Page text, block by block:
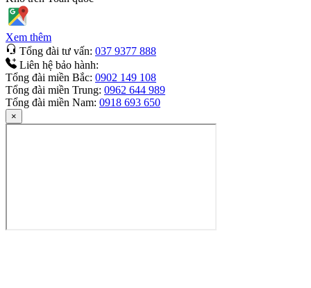
Xem thêm
Tổng đài tư vấn: 037 9377 888
Liên hệ bảo hành:
Tổng đài miền Bắc: 0902 149 108
Tổng đài miền Trung: 0962 644 989
Tổng đài miền Nam: 0918 693 650
×